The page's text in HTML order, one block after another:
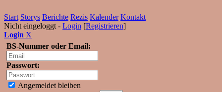
Start Storys Berichte Rezis Kalender Kontakt
Nicht eingeloggt - Login [Registrieren]
Login X
BS-Nummer oder Email:
Passwort:
Angemeldet bleiben